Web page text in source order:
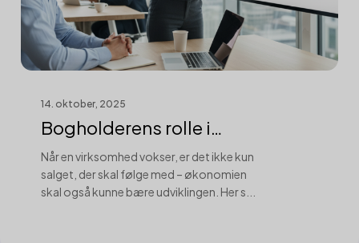
14. oktober, 2025
Bogholderens rolle i
virksomhedens væks...
Når en virksomhed vokser, er det ikke kun
salget, der skal følge med – økonomien
skal også kunne bære udviklingen. Her s...